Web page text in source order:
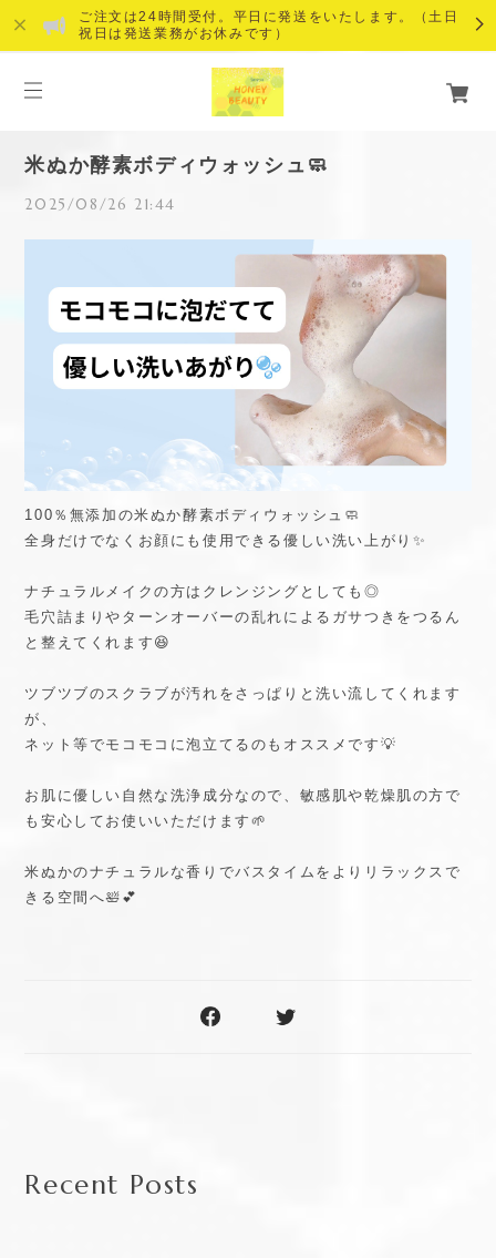
ご注文は24時間受付。平日に発送をいたします。（土日
祝日は発送業務がお休みです）
米ぬか酵素ボディウォッシュ🧼
2025/08/26 21:44
100％無添加の米ぬか酵素ボディウォッシュ🧼
全身だけでなくお顔にも使用できる優しい洗い上がり✨
ナチュラルメイクの方はクレンジングとしても◎
毛穴詰まりやターンオーバーの乱れによるガサつきをつるん
と整えてくれます😆
ツブツブのスクラブが汚れをさっぱりと洗い流してくれます
が、
ネット等でモコモコに泡立てるのもオススメです💡
お肌に優しい自然な洗浄成分なので、敏感肌や乾燥肌の方で
も安心してお使いいただけます🌱
米ぬかのナチュラルな香りでバスタイムをよりリラックスで
きる空間へ🛀💕
Recent Posts